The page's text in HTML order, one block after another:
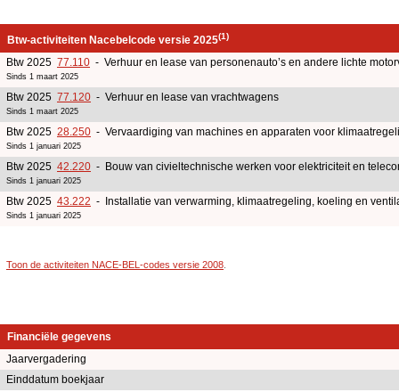
Btw-activiteiten Nacebelcode versie 2025(1)
Btw 2025 77.110 - Verhuur en lease van personenauto’s en andere lichte
Sinds 1 maart 2025
Btw 2025 77.120 - Verhuur en lease van vrachtwagens
Sinds 1 maart 2025
Btw 2025 28.250 - Vervaardiging van machines en apparaten voor
Sinds 1 januari 2025
Btw 2025 42.220 - Bouw van civieltechnische werken voor elektriciteit en
Sinds 1 januari 2025
Btw 2025 43.222 - Installatie van verwarming, klimaatregeling, koeling en
Sinds 1 januari 2025
Toon de activiteiten NACE-BEL-codes versie 2008
Financiële gegevens
Jaarvergadering
Einddatum boekjaar